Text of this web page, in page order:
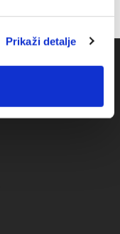
Prikaži detalje